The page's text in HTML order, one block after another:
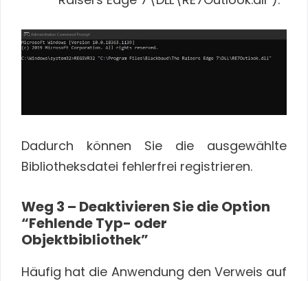
Dadurch können Sie die ausgewählte
Bibliotheksdatei fehlerfrei registrieren.
Weg 3 – Deaktivieren Sie die Option
“Fehlende Typ- oder
Objektbibliothek”
Häufig hat die Anwendung den Verweis auf